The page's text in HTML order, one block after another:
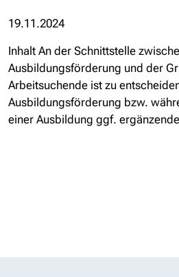
19.11.2024
Inhalt An der Schnittstelle
Ausbildungsförderung und der
Arbeitsuchende ist zu
Ausbildungsförderung bzw.
einer Ausbildung ggf.